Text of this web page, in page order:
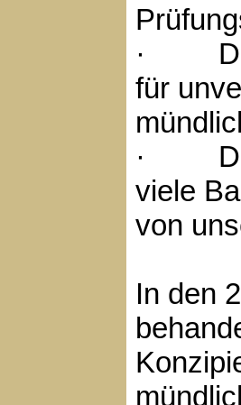
· Die
für
· Die
viele
von
In den